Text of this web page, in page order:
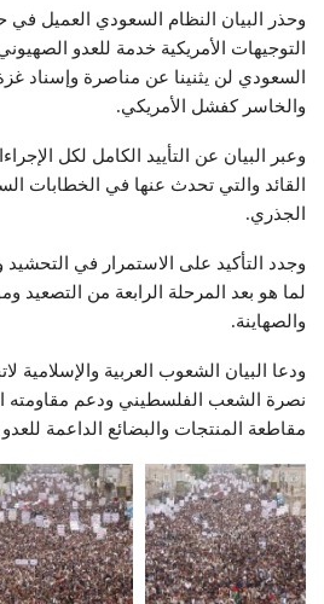
وحذر البيان النظام السعودي العميل في
التوجيهات الأمريكية خدمة للعدو
السعودي لن يثنينا عن مناصرة وإسناد
والخاسر كفشل الأمريكي.
وعبر البيان عن التأييد الكامل لكل
القائد والتي تحدث عنها في الخطابات
الجذري.
وجدد التأكيد على الاستمرار في التحشيد
لما هو بعد المرحلة الرابعة من التصعيد
والصهاينة.
ودعا البيان الشعوب العربية
نصرة الشعب الفلسطيني ودعم مقاومته
مقاطعة المنتجات والبضائع الداعمة